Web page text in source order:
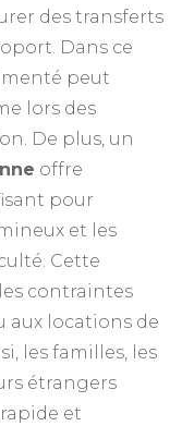
des transferts
Dans ce
peut
lors des
De plus, un
offre
pour
et les
Cette
contraintes
aux locations de
les familles, les
étrangers
et